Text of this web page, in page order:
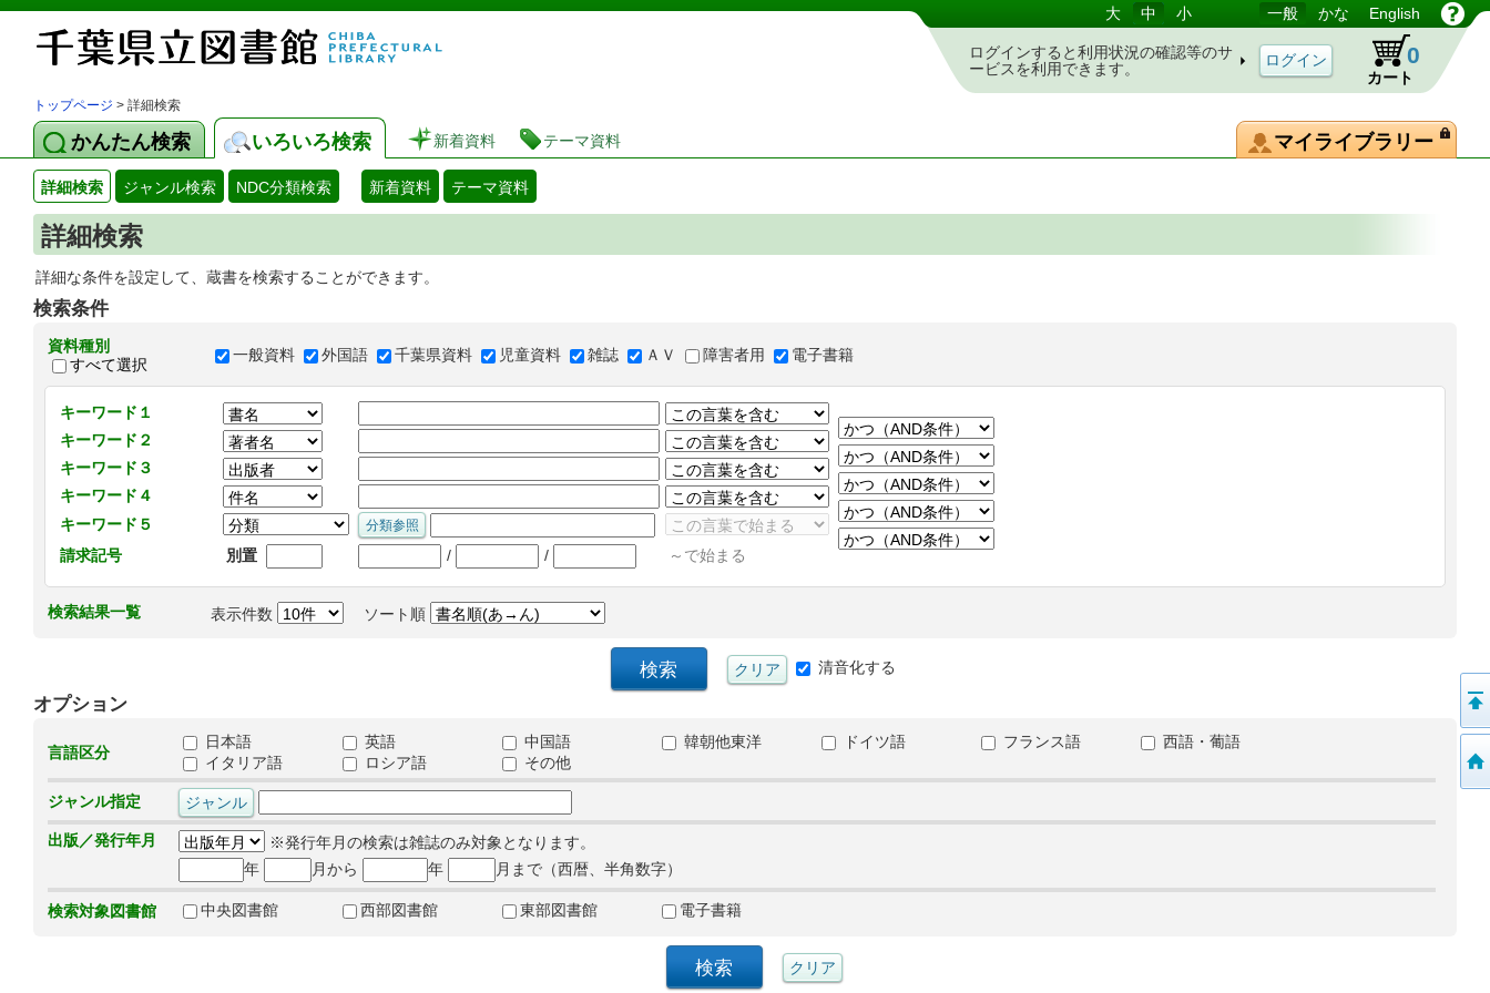
図書館 蔵書検索・予約システム 大 中 小 一般 かな English
ログインすると利用状況の確認等のサ
ービスを利用できます。
カート
0
トップページ > 詳細検索
かんたん検索 いろいろ検索 新着資料 テーマ資料 マイライブラリー
詳細検索 ジャンル検索 NDC分類検索 新着資料 テーマ資料
詳細検索
詳細な条件を設定して、蔵書を検索することができます。
検索条件
資料種別
すべて選択
一般資料 外国語 千葉県資料 児童資料 雑誌 ＡＶ 障害者用 電子書籍
キーワード１
キーワード２
キーワード３
キーワード４
キーワード５
請求記号
別置 / / ～で始まる
検索結果一覧 表示件数 ソート順
清音化する
オプション
言語区分
日本語 英語 中国語 韓朝他東洋 ドイツ語 フランス語
西語・葡語
イタリア語
ロシア語 その他
ジャンル指定
出版／発行年月
※発行年月の検索は雑誌のみ対象となります。
年
月から 年 月まで（西暦、半角数字）
検索対象図書館 中央図書館 西部図書館 東部図書館 電子書籍